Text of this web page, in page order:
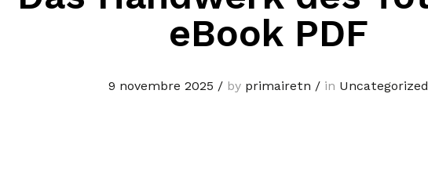
eBook PDF
9 novembre 2025 / by primairetn / in Uncategorized